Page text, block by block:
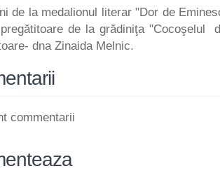
de la medalionul literar "Dor de
de la grădiniţa "Cocoşelul
dna Zinaida Melnic.
commentarii